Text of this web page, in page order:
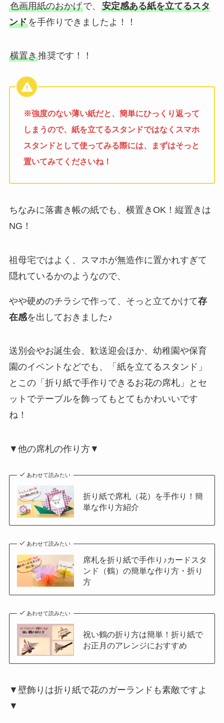
色画用紙のおかげで、 安定感ある紙を立てるスタ
ンドを手作りできましたよ！！
横置き推奨です！！
※強度のない薄い紙だと、簡単にひっくり返って
しまうので、紙を立てるスタンドではなくスマホ
スタンドとして使ってみる際には、まずはそっと
置いてみてくださいね！
ちなみに落書き帳の紙でも、横置きOK！縦置きは
NG！
祖母宅ではよく、スマホが無造作に置かれすぎて
隠れているかのようなので、
やや硬めのチラシで作って、そっと立てかけて存
在感を出しておきました♪
送別会やお誕生会、歓送迎会ほか、幼稚園や保育
園のイベントなどでも、「紙を立てるスタンド」
とこの「折り紙で手作りできるお花の席札」とセ
ットでテーブルを飾ってもとてもかわいいです
ね！
▼他の席札の作り方▼
あわせて読みたい
折り紙で席札（花）を手作り！簡
単な作り方紹介
あわせて読みたい
席札を折り紙で手作り♪カードスタ
ンド（鶴）の簡単な作り方・折り
方
あわせて読みたい
祝い鶴の折り方は簡単！折り紙で
お正月のアレンジにおすすめ
▼壁飾りは折り紙で花のガーランドも素敵ですよ
▼